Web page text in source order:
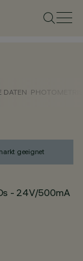
DATEN
geeignet
- 24V/500mA